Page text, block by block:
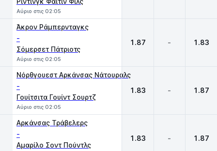
Αύριο στις 02:05
Άκρον Ράμπερνταγκς
-
Σόμερσετ Πάτριοτς
Αύριο στις 02:05
1.87 - 1.83
Νόρθγουεστ Αρκάνσας Νάτουραλς
-
Γουίτσιτα Γουίντ Σουρτζ
Αύριο στις 02:05
1.83 - 1.87
Αρκάνσας Τράβελερς
-
Αμαρίλο Σοντ Πούντλς
1.83 - 1.87